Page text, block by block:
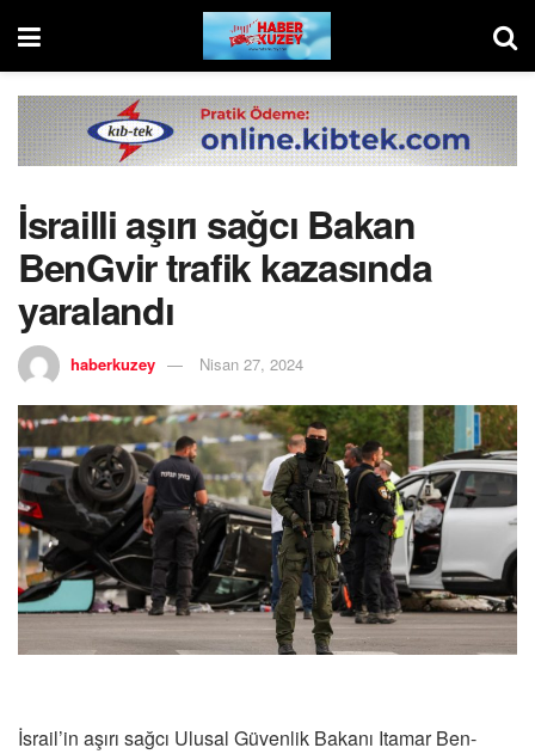
İsrailli aşırı sağcı Bakan
BenGvir trafik kazasında
yaralandı
haberkuzey Nisan 27, 2024
İsrail’in aşırı sağcı Ulusal Güvenlik Bakanı Itamar Ben-